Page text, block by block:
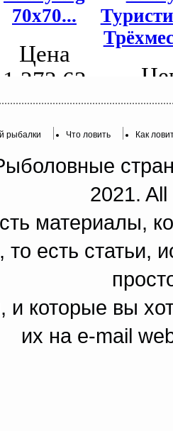
рыбалки Что ловить Как
2021.
материалы,
то есть
которые вы
их на e-mail